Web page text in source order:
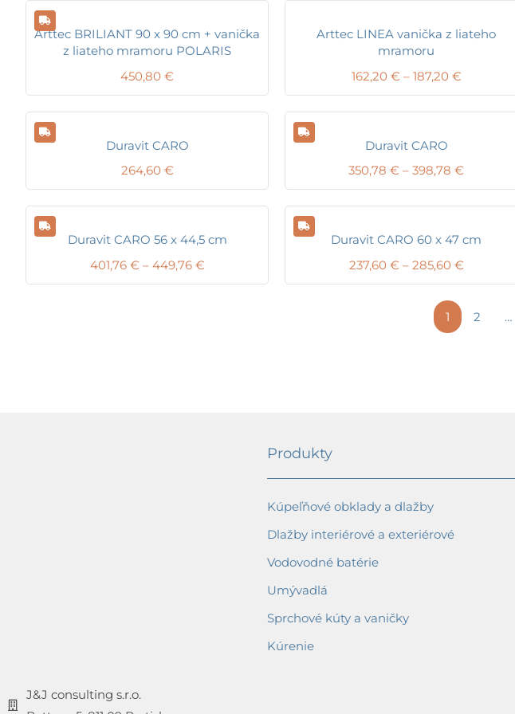
Arttec BRILIANT 90 x 90 cm + vanička
z liateho mramoru POLARIS
450,80 €
Arttec LINEA vanička z liateho
mramoru
162,20 € – 187,20 €Price
range:
162,20 €
Duravit CARO
264,60 €
Duravit CARO
350,78 € – 398,78 €
range:
350,78 €
398,78 €
Duravit CARO 56 x 44,5 cm
401,76 € – 449,76 €Price
range:
Duravit CARO 60 x 47 cm
237,60 € – 285,60 €Price
range:
through
1 2 …
J&J consulting s.r.o.
Produkty
Kúpeľňové obklady a dlažby
Dlažby interiérové a exteriérové
Vodovodné batérie
Umývadlá
Sprchové kúty a vaničky
Kúrenie